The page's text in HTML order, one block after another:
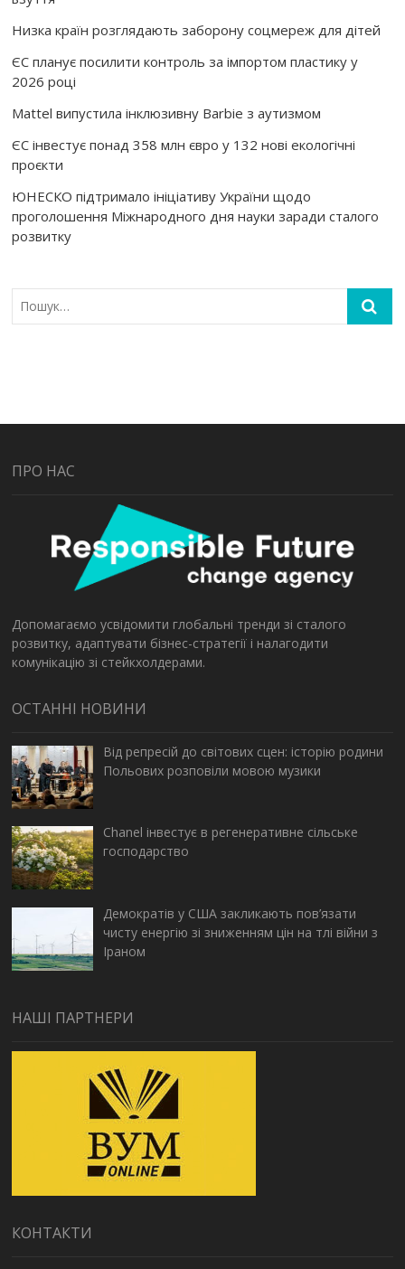
Низка країн розглядають заборону соцмереж для дітей
ЄС планує посилити контроль за імпортом пластику у
2026 році
Mattel випустила інклюзивну Barbie з аутизмом
ЄС інвестує понад 358 млн євро у 132 нові екологічні
проєкти
ЮНЕСКО підтримало ініціативу України щодо
проголошення Міжнародного дня науки заради сталого
розвитку
ПРО НАС
Допомагаємо усвідомити глобальні тренди зі сталого
розвитку, адаптувати бізнес-стратегії і налагодити
комунікацію зі стейкхолдерами.
ОСТАННІ НОВИНИ
Від репресій до світових сцен: історію родини
Польових розповіли мовою музики
Chanel інвестує в регенеративне сільське
господарство
Демократів у США закликають пов’язати
чисту енергію зі зниженням цін на тлі війни з
Іраном
НАШІ ПАРТНЕРИ
КОНТАКТИ